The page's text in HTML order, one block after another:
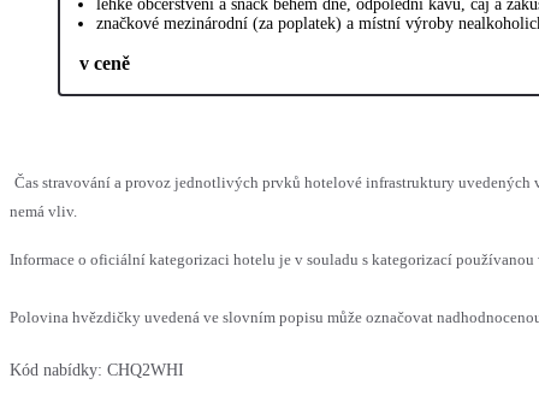
lehké občerstvení a snack během dne, odpolední kávu, čaj a
značkové mezinárodní (za poplatek) a místní výroby
v ceně
Čas stravování a provoz jednotlivých prvků hotelové infrastruktury uvedených
nemá vliv.
Informace o oficiální kategorizaci hotelu je v souladu s kategorizací
Polovina hvězdičky uvedená ve slovním popisu může označovat
Kód nabídky: CHQ2WHI